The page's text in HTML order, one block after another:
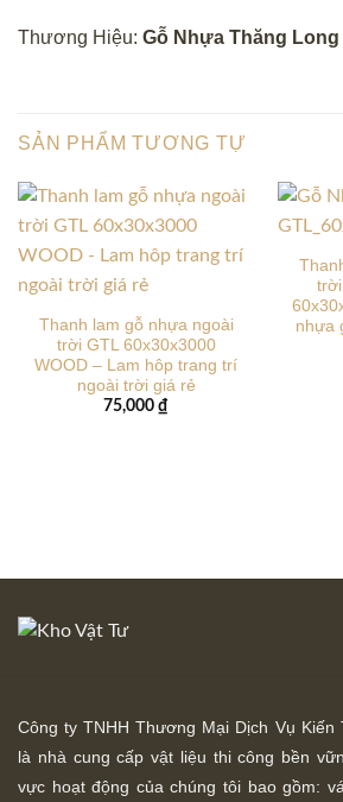
Thương Hiệu: Gỗ Nhựa Thăng Long
SẢN PHẨM TƯƠNG TỰ
Thanh lam gỗ nhựa ngoài
trời GTL 60x30x3000
WOOD – Lam hôp trang trí
ngoài trời giá rẻ
75,000 ₫
trời
nhựa
Công ty TNHH Thương Mại Dịch Vụ Kiến
là nhà cung cấp vật liệu thi công bền
vực hoạt động của chúng tôi bao gồm: